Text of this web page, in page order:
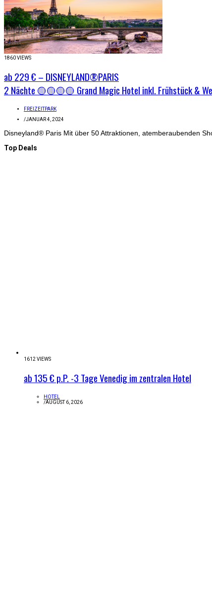
1860 VIEWS
ab 229 € – DISNEYLAND®PARIS
2 Nächte 🟡🟡🟡🟡 Grand Magic Hotel inkl. Frühstück &
FREIZEITPARK
/JANUAR 4, 2024
Disneyland® Paris Mit über 50 Attraktionen, atemberaubenden
Top Deals
1612 VIEWS
ab 135 € p.P. -3 Tage Venedig im zentralen Hotel
HOTEL
/AUGUST 6, 2026